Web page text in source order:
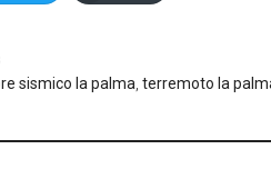
sismico la palma terremoto la